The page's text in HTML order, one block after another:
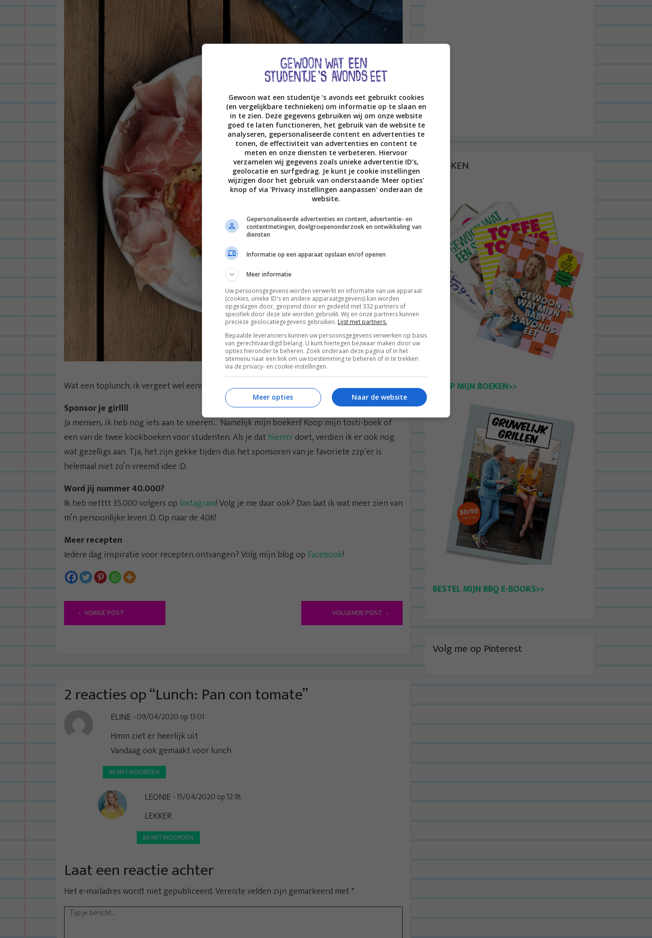
Wat een toplunch; ik vergeet wel eens hoe chill tomaten eigenlijk zijn. Mjam!
Sponsor je girllll
Ja mensen, ik heb nog iets aan te smeren… Namelijk mijn boeken! Koop mijn tosti-boek of
een van de twee kookboeken voor studenten. Als je dat hierrrrdoet, verdien ik er ook nog
wat gezelligs aan. Tja, het zijn gekke tijden dus het sponsoren van je favoriete zzp’er is
helemaal niet zo’n vreemd idee :D.
Word jij nummer 40.000?
Ik heb netttt 35.000 volgers op Instagram! Volg je me daar ook? Dan laat ik wat meer zien van
m’n persoonlijke leven :D. Op naar de 40K!
Meer recepten
Iedere dag inspiratie voor recepten ontvangen? Volg mijn blog op Facebook!
B
e
t
n
a
v
VORIGE POST VOLGENDE POST
2 reacties op “Lunch: Pan con tomate”
ELINE 09/04/2020 op 13:01
Hmm ziet er heerlijk uit
Vandaag ook gemaakt voor lunch
BEANTWOORDEN
LEONIE 15/04/2020 op 12:18
LEKKER
BEANTWOORDEN
Laat een reactie achter
Het e-mailadres wordt niet gepubliceerd.Vereiste velden zijn gemarkeerd met*
BOEKEN
KOOP MIJN BOEKEN>>
BESTEL MIJN BBQ E-BOOKS>>
Volg me op Pinterest
Gewoon wat een studentje 's avonds eet gebruikt cookies
(en vergelijkbare technieken) om informatie op te slaan en
in te zien. Deze gegevens gebruiken wij om onze website
goed te laten functioneren, het gebruik van de website te
analyseren, gepersonaliseerde content en advertenties te
tonen, de effectiviteit van advertenties en content te
meten en onze diensten te verbeteren. Hiervoor
verzamelen wij gegevens zoals unieke advertentie ID’s,
geolocatie en surfgedrag. Je kunt je cookie instellingen
wijzigen door het gebruik van onderstaande 'Meer opties'
knop of via 'Privacy instellingen aanpassen' onderaan de
website.
Gepersonaliseerde advertenties en content, advertentie- en
contentmetingen, doelgroepenonderzoek en ontwikkeling van
diensten
Informatie op een apparaat opslaan en/of openen
Meer informatie
Uw persoonsgegevens worden verwerkt en informatie van uw apparaat
(cookies, unieke ID's en andere apparaatgegevens) kan worden
opgeslagen door, geopend door en gedeeld met 332 partners of
specifiek door deze site worden gebruikt. Wij en onze partners kunnen
precieze geolocatiegegevens gebruiken. Lijst met partners.
Bepaalde leveranciers kunnen uw persoonsgegevens verwerken op basis
van gerechtvaardigd belang. U kunt hiertegen bezwaar maken door uw
opties hieronder te beheren. Zoek onderaan deze pagina of in het
sitemenu naar een link om uw toestemming te beheren of in te trekken
via de privacy- en cookie-instellingen.
Naar de website
Meer opties